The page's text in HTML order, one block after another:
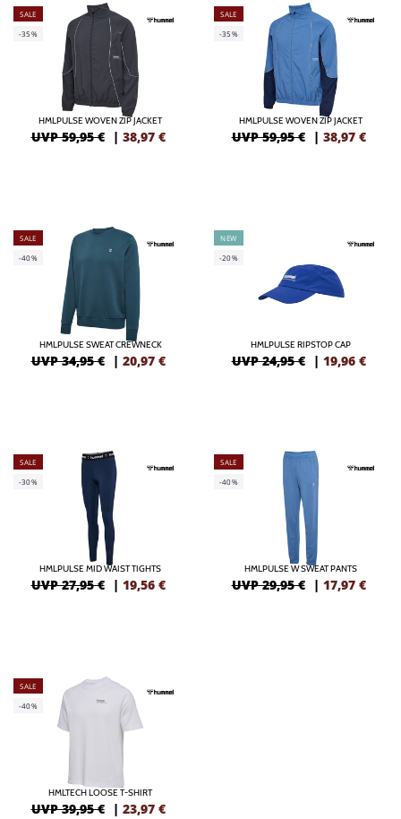
SALE
-35%
HMLPULSE WOVEN ZIP JACKET
UVP 59,95 € | 38,97 €
SALE
-35%
HMLPULSE WOVEN ZIP JACKET
UVP 59,95 € | 38,97 €
SALE
-40%
HMLPULSE SWEAT CREWNECK
UVP 34,95 € | 20,97 €
NEW
-20%
HMLPULSE RIPSTOP CAP
UVP 24,95 € | 19,96 €
SALE
-30%
HMLPULSE MID WAIST TIGHTS
UVP 27,95 € | 19,56 €
SALE
-40%
HMLPULSE W SWEAT PANTS
UVP 29,95 € | 17,97 €
SALE
-40%
HMLTECH LOOSE T-SHIRT
UVP 39,95 € | 23,97 €